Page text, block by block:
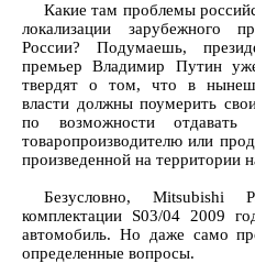
Какие там проблемы
локализации зарубежного
России? Подумаешь,
премьер Владимир Путин
твердят о том, что в
власти должны поумерить
по возможности отдавать
товаропроизводителю или
произведенной на территории
Безусловно,
комплектации S03/04 2009
автомобиль. Но даже само
определенные вопросы.